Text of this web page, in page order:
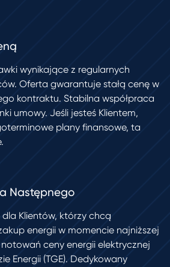
wynikające z regularnych
Oferta gwarantuje stałą cenę w
kontraktu. Stabilna współpraca
umowy. Jeśli jesteś Klientem,
plany finansowe, ta
Następnego
Klientów, którzy chcą
energii w momencie najniższej
ceny energii elektrycznej
Energii (TGE). Dedykowany